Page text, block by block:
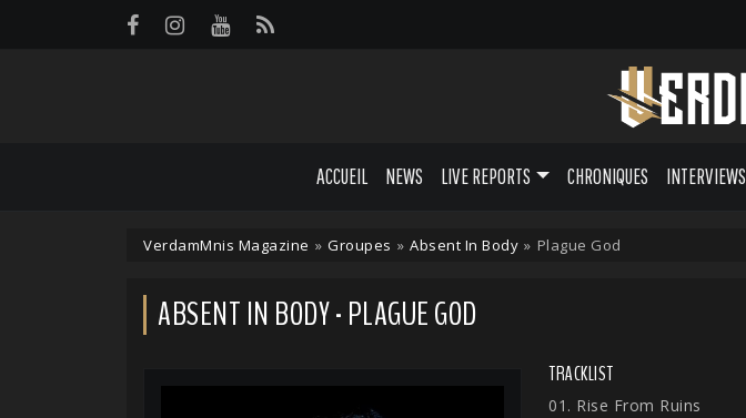
ACCUEIL NEWS LIVE REPORTS CHRONIQUES INTERVIEWS
VerdamMnis Magazine » Groupes » Absent In Body » Plague God
ABSENT IN BODY - PLAGUE GOD
TRACKLIST
01. Rise From Ruins
Panneau de gestion des cookies